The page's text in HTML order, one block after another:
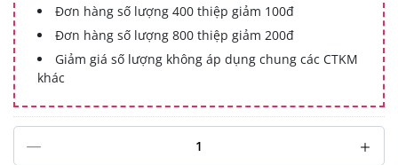
Đơn hàng số lượng 400 thiệp giảm 100đ
Đơn hàng số lượng 800 thiệp giảm 200đ
Giảm giá số lượng không áp dụng chung các CTKM
khác